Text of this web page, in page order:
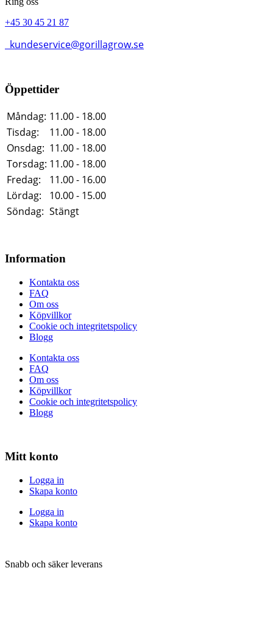
+45 30 45 21 87
kundeservice@gorillagrow.se
Öppettider
Måndag: 11.00 - 18.00
Tisdag:
11.00 - 18.00
Onsdag: 11.00 - 18.00
Torsdag: 11.00 - 18.00
Fredag:
11.00 - 16.00
Lördag:
10.00 - 15.00
Söndag: Stängt
Information
Kontakta oss
FAQ
Om oss
Köpvillkor
Cookie och integritetspolicy
Blogg
Kontakta oss
FAQ
Om oss
Köpvillkor
Cookie och integritetspolicy
Blogg
Mitt konto
Logga in
Skapa konto
Logga in
Skapa konto
Snabb och säker leverans